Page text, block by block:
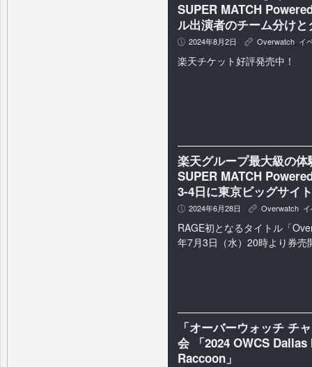
SUPER MATCH
ル出演者のチーム分け
P 2024年8月2日 K Overwatch, イ
楽天チケット好評発売中！
楽天グループ最大級の
SUPER MATCH
3-4日に東京ビッグサイ
P 2024年6月28日 K Overwatch,
RAGE初となるタイトル「
年7月3日（水）20時より券売
「オーバーウォッチ チ
会 「2024 OWCS
Raccoon」